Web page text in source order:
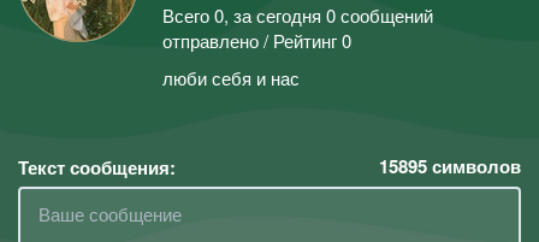
Всего 0, за сегодня 0 сообщений
отправлено / Рейтинг 0
люби себя и нас
Текст сообщения: 15895символов